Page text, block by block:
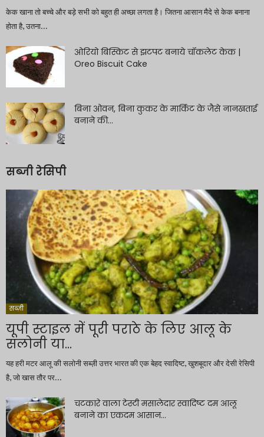
केक खाना तो बच्चे और बड़े सभी को बहुत ही अच्छा लगता है। जितना आसान मैदे से केक बनाना
होता है, उतना...
ओरियो बिस्किट से झटपट बनाये चॉकलेट केक |
Oreo Biscuit Cake
बिना ओवन, बिना कुकर के मार्किट के जैसे नानखताई
बनाने की...
सब्जी रेसिपी
सब्ज़ी
यूपी स्टाइल में पूरी पराठे के लिए आलू के
सलोनी या...
यह हरी मटर आलू की सलोनी सब्ज़ी उत्तर भारत की एक बेहद स्वादिष्ट, खुशबूदार और देसी रेसिपी
है, जो खास तौर पर...
चटकारे वाला टेस्टी मसालेदार स्वादिष्ट दम आलू
बनाने का एकदम आसान...